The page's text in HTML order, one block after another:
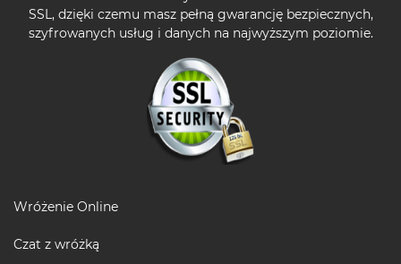
SSL, dzięki czemu masz pełną gwarancję bezpiecznych,
szyfrowanych usług i danych na najwyższym poziomie.
Wróżenie Online
Czat z wróżką